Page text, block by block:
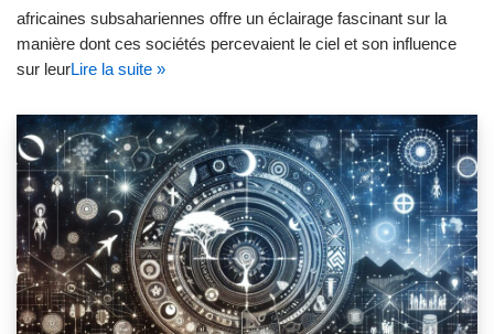
africaines subsahariennes offre un éclairage fascinant sur la
manière dont ces sociétés percevaient le ciel et son influence
sur leurLire la suite »